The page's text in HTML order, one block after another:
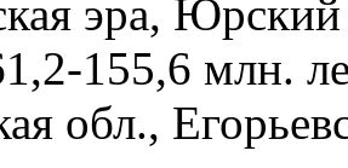
эра,
155,6 млн.
обл.,